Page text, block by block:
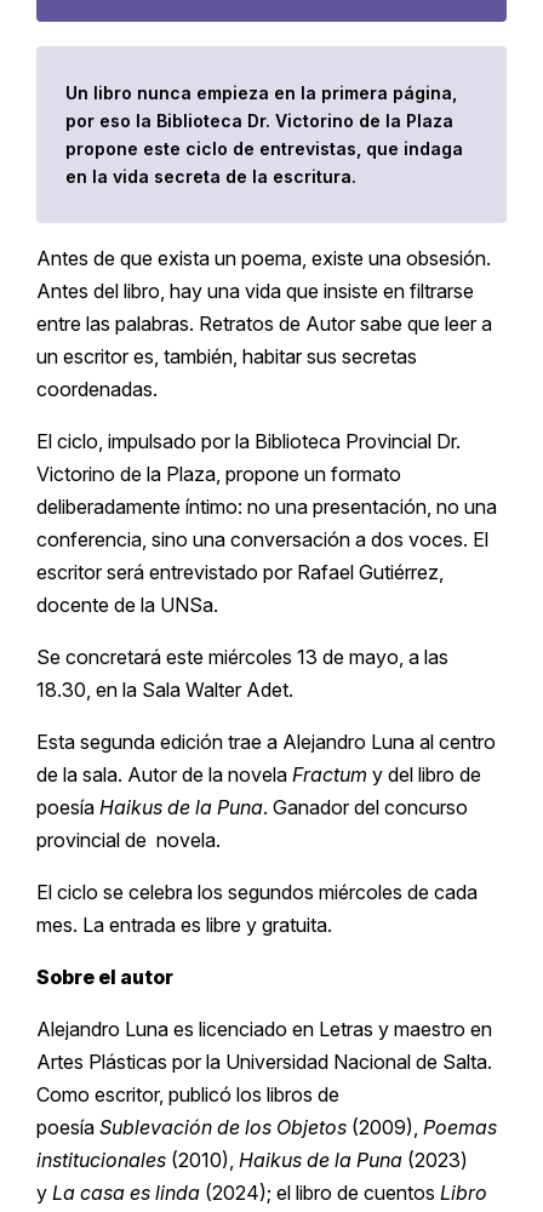
Un libro nunca empieza en la primera página,
por eso la Biblioteca Dr. Victorino de la Plaza
propone este ciclo de entrevistas, que indaga
en la vida secreta de la escritura.
Antes de que exista un poema, existe una obsesión.
Antes del libro, hay una vida que insiste en filtrarse
entre las palabras. Retratos de Autor sabe que leer a
un escritor es, también, habitar sus secretas
coordenadas.
El ciclo, impulsado por la Biblioteca Provincial Dr.
Victorino de la Plaza, propone un formato
deliberadamente íntimo: no una presentación, no una
conferencia, sino una conversación a dos voces. El
escritor será entrevistado por Rafael Gutiérrez,
docente de la UNSa.
Se concretará este miércoles 13 de mayo, a las
18.30, en la Sala Walter Adet.
Esta segunda edición trae a Alejandro Luna al centro
de la sala. Autor de la novela Fractum y del libro de
poesía Haikus de la Puna. Ganador del concurso
provincial de novela.
El ciclo se celebra los segundos miércoles de cada
mes. La entrada es libre y gratuita.
Sobre el autor
Alejandro Luna es licenciado en Letras y maestro en
Artes Plásticas por la Universidad Nacional de Salta.
Como escritor, publicó los libros de
poesía Sublevación de los Objetos (2009), Poemas
institucionales (2010), Haikus de la Puna (2023)
y La casa es linda (2024); el libro de cuentos Libro